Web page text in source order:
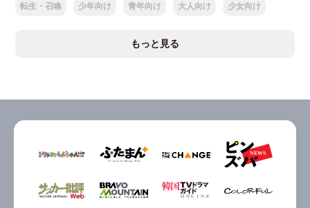
転生・召喚 少年向け 青年向け 大人向け 少女向け
もっと見る